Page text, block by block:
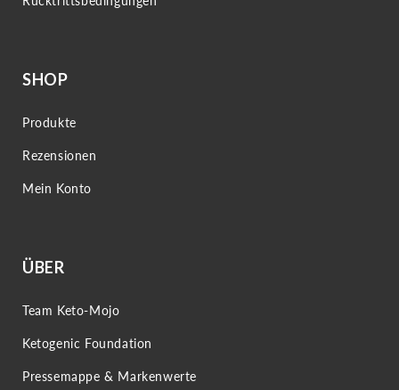
SHOP
Produkte
Rezensionen
Mein Konto
ÜBER
Team Keto-Mojo
Ketogenic Foundation
Pressemappe & Markenwerte